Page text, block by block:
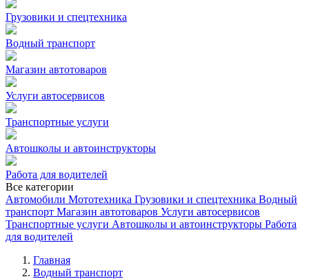
Грузовики и спецтехника
Водный транспорт
Магазин автотоваров
Услуги автосервисов
Транспортные услуги
Автошколы и автоинструкторы
Работа для водителей
Все категории
Автомобили Мототехника Грузовики и спецтехника Водный
транспорт Магазин автотоваров Услуги автосервисов
Транспортные услуги Автошколы и автоинструкторы Работа
для водителей
Главная
Водный транспорт